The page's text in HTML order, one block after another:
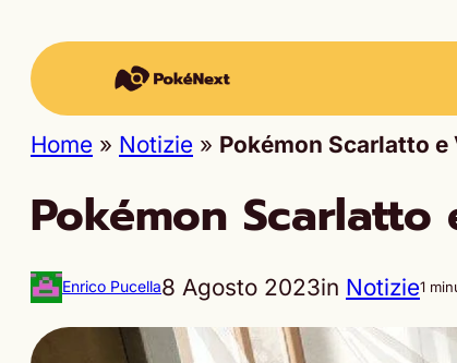
Home » Notizie » Pokémon Scarlatto
Pokémon
Enrico Pucella8 Agosto 2023in Notizie1